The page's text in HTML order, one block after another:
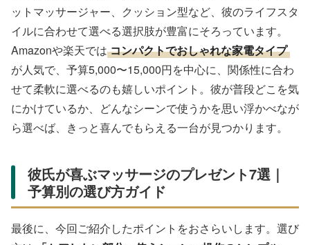
ットマッサージャー、クッション型など、彼のライフスタ
イルに合わせて選べる選択肢が豊富にそろっています。
Amazonや楽天では コンパクトでおしゃれな家電タイプ
が人気で、予算5,000〜15,000円を中心に、関係性に合わ
せて柔軟に選べるのも嬉しいポイント。彼が普段どこを気
にかけているか、どんなシーンで使うかを思い浮かべなが
ら選べば、きっと喜んでもらえる一台が見つかります。
彼氏が喜ぶマッサージのプレゼント7選｜
予算別の選び方ガイド
最後に、今回ご紹介したポイントをおさらいします。選び